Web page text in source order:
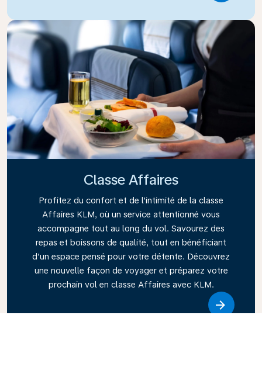
Classe Affaires
Profitez du confort et de l’intimité de la classe
Affaires KLM, où un service attentionné vous
accompagne tout au long du vol. Savourez des
repas et boissons de qualité, tout en bénéficiant
d’un espace pensé pour votre détente. Découvrez
une nouvelle façon de voyager et préparez votre
prochain vol en classe Affaires avec KLM.